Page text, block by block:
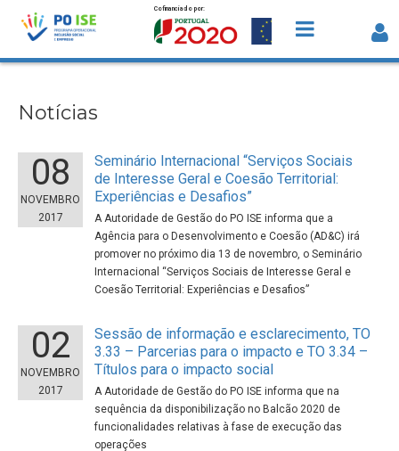
Saltar para o conteúdo
Cofinanciado por:
Notícias
08
NOVEMBRO
2017
Seminário Internacional “Serviços Sociais
de Interesse Geral e Coesão Territorial:
Experiências e Desafios”
A Autoridade de Gestão do PO ISE informa que a
Agência para o Desenvolvimento e Coesão (AD&C) irá
promover no próximo dia 13 de novembro, o Seminário
Internacional “Serviços Sociais de Interesse Geral e
Coesão Territorial: Experiências e Desafios”
02
NOVEMBRO
2017
Sessão de informação e esclarecimento, TO
3.33 – Parcerias para o impacto e TO 3.34 –
Títulos para o impacto social
A Autoridade de Gestão do PO ISE informa que na
sequência da disponibilização no Balcão 2020 de
funcionalidades relativas à fase de execução das
operações